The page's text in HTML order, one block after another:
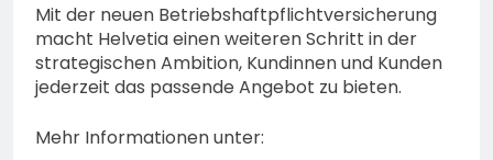
Mit der neuen Betriebshaftpflichtversicherung
macht Helvetia einen weiteren Schritt in der
strategischen Ambition, Kundinnen und Kunden
jederzeit das passende Angebot zu bieten.
Mehr Informationen unter: